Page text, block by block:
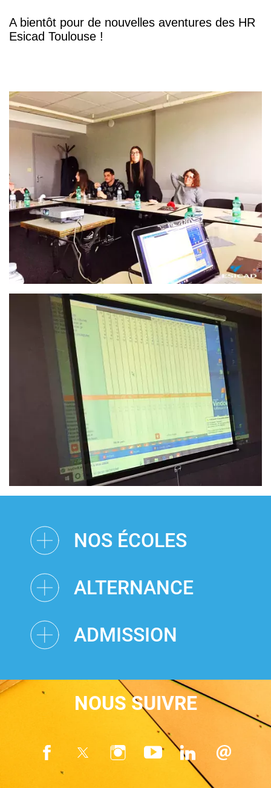
A bientôt pour de nouvelles aventures des HR
Esicad Toulouse !
NOS ÉCOLES
ALTERNANCE
ADMISSION
NOUS SUIVRE